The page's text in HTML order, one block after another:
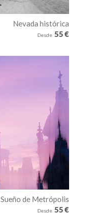
Nevada histórica
Desde 55 €
Sueño de Metrópolis
Desde 55 €